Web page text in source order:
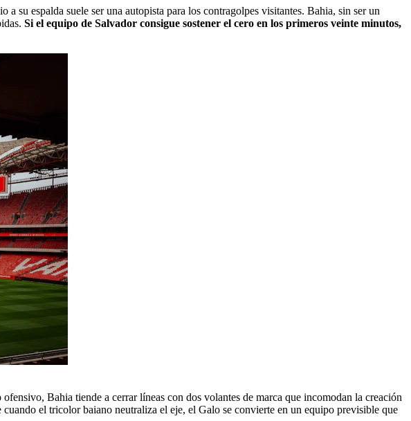
su espalda suele ser una autopista para los contragolpes visitantes. Bahia, sin ser un
Si el equipo de Salvador consigue sostener el cero en los primeros veinte minutos,
Bahia tiende a cerrar líneas con dos volantes de marca que incomodan la creación
el tricolor baiano neutraliza el eje, el Galo se convierte en un equipo previsible que